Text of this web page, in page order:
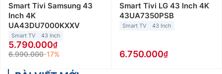
Smart Tivi Samsung 43
Inch 4K
UA43DU7000KXXV
Smart TV 43 Inch
5.790.000
6.990.000-17%
Smart Tivi LG 43 Inch 4K
43UA7350PSB
Smart TV 43 Inch
6.750.000